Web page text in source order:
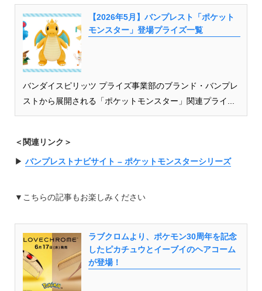
【2026年5月】バンプレスト「ポケット
モンスター」登場プライズ一覧
バンダイスピリッツ プライズ事業部のブランド・バンプレ
ストから展開される「ポケットモンスター」関連プライ...
＜関連リンク＞
▶︎ バンプレストナビサイト – ポケットモンスターシリーズ
▼こちらの記事もお楽しみください
ラブクロムより、ポケモン30周年を記念
したピカチュウとイーブイのヘアコーム
が登場！